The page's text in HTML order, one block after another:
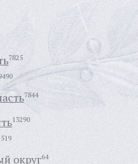
7825
7844
13290
округ64